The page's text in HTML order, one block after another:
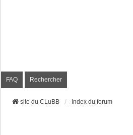
FAQ Rechercher
site du CLuBB Index du forum